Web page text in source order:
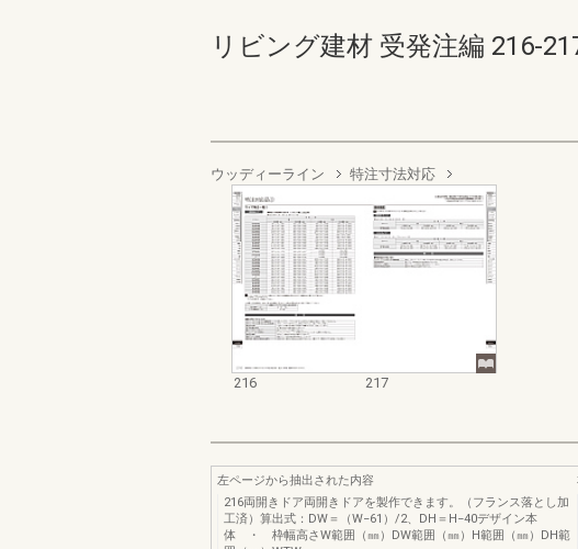
リビング建材 受発注編 216-
ウッディーライン 特注寸法対応
216 217
左ページから抽出された内容
216両開きドア両開きドアを製作できます。（フランス落とし加
工済）算出式：DW＝（W−61）/2、DH＝H−40デザイン本
体 ・ 枠幅高さW範囲（㎜）DW範囲（㎜）H範囲（㎜）DH範